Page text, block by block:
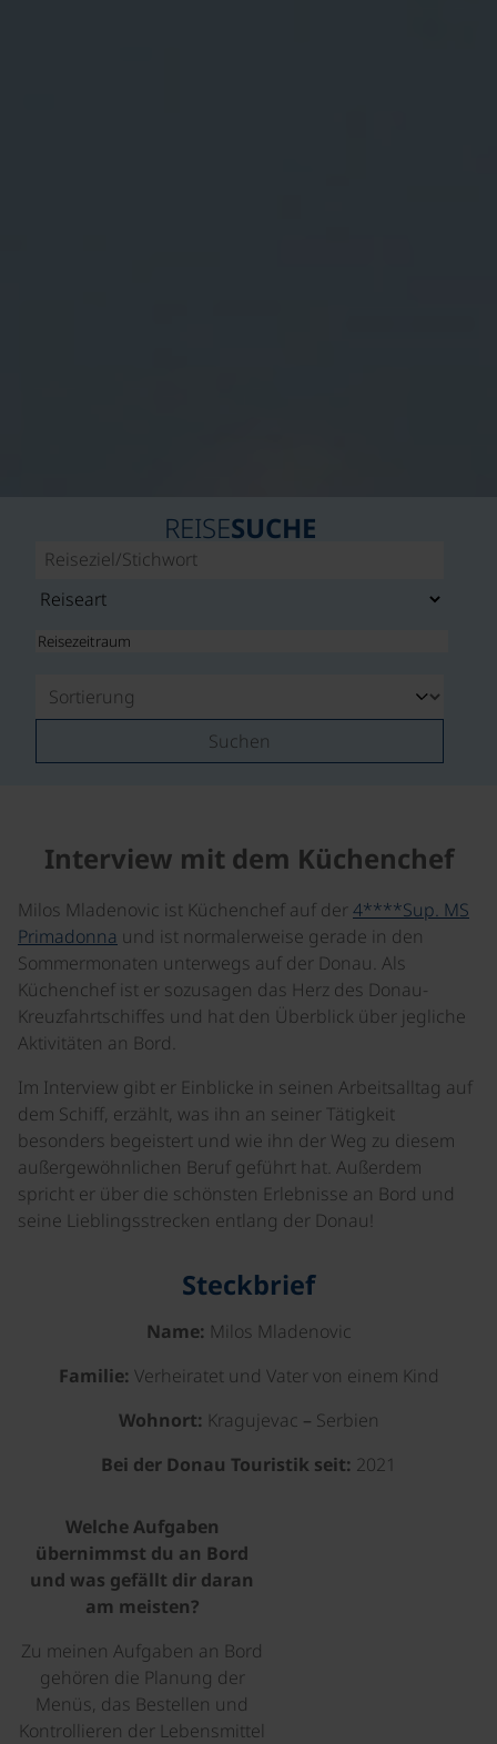
REISESUCHE
Suchen
Interview mit dem Küchenchef
Milos Mladenovic ist Küchenchef auf der 4****Sup. MS
Primadonna und ist normalerweise gerade in den
Sommermonaten unterwegs auf der Donau. Als
Küchenchef ist er sozusagen das Herz des Donau-
Kreuzfahrtschiffes und hat den Überblick über jegliche
Aktivitäten an Bord.
Im Interview gibt er Einblicke in seinen Arbeitsalltag auf
dem Schiff, erzählt, was ihn an seiner Tätigkeit
besonders begeistert und wie ihn der Weg zu diesem
außergewöhnlichen Beruf geführt hat. Außerdem
spricht er über die schönsten Erlebnisse an Bord und
seine Lieblingsstrecken entlang der Donau!
Steckbrief
Name: Milos Mladenovic
Familie: Verheiratet und Vater von einem Kind
Wohnort: Kragujevac – Serbien
Bei der Donau Touristik seit: 2021
Welche Aufgaben
übernimmst du an Bord
und was gefällt dir daran
am meisten?
Zu meinen Aufgaben an Bord
gehören die Planung der
Menüs, das Bestellen und
Kontrollieren der Lebensmittel